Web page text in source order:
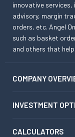
innovative services,
advisory, margin
orders, etc. Angel
such as basket
and others that
COMPANY
INVESTMENT
CALCULATORS